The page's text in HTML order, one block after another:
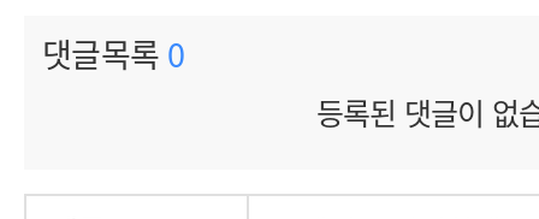
댓글목록 0
등록된 댓글이 없